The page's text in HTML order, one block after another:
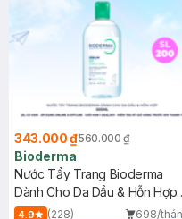
343.000 ₫560.000 ₫
Bioderma
Nước Tẩy Trang Bioderma
Dành Cho Da Dầu & Hỗn Hợp
500ml
4.9 (228)
698/